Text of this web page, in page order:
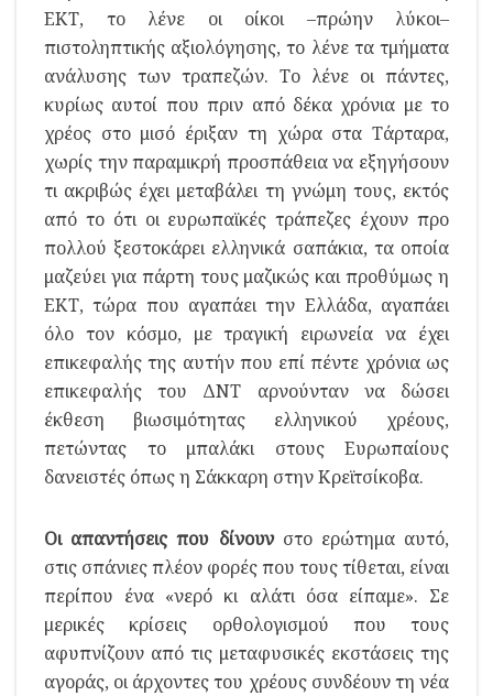
ΕΚΤ, το λένε οι οίκοι –πρώην λύκοι–
πιστοληπτικής αξιολόγησης, το λένε τα τμήματα
ανάλυσης των τραπεζών. Το λένε οι πάντες,
κυρίως αυτοί που πριν από δέκα χρόνια με το
χρέος στο μισό έριξαν τη χώρα στα Τάρταρα,
χωρίς την παραμικρή προσπάθεια να εξηγήσουν
τι ακριβώς έχει μεταβάλει τη γνώμη τους, εκτός
από το ότι οι ευρωπαϊκές τράπεζες έχουν προ
πολλού ξεστοκάρει ελληνικά σαπάκια, τα οποία
μαζεύει για πάρτη τους μαζικώς και προθύμως η
ΕΚΤ, τώρα που αγαπάει την Ελλάδα, αγαπάει
όλο τον κόσμο, με τραγική ειρωνεία να έχει
επικεφαλής της αυτήν που επί πέντε χρόνια ως
επικεφαλής του ΔΝΤ αρνούνταν να δώσει
έκθεση βιωσιμότητας ελληνικού χρέους,
πετώντας το μπαλάκι στους Ευρωπαίους
δανειστές όπως η Σάκκαρη στην Κρεϊτσίκοβα.
Οι απαντήσεις που δίνουνστο ερώτημα αυτό,
στις σπάνιες πλέον φορές που τους τίθεται, είναι
περίπου ένα «νερό κι αλάτι όσα είπαμε». Σε
μερικές κρίσεις ορθολογισμού που τους
αφυπνίζουν από τις μεταφυσικές εκστάσεις της
αγοράς, οι άρχοντες του χρέους συνδέουν τη νέα